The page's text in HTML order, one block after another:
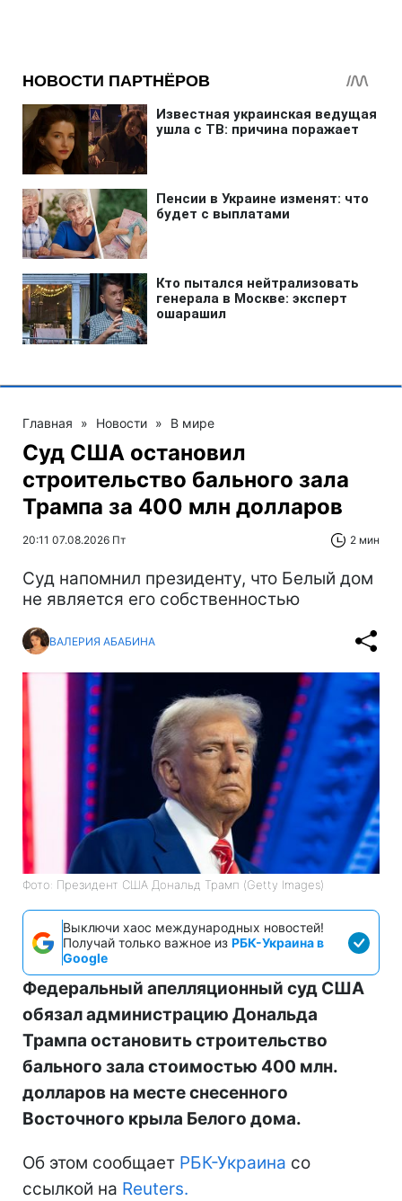
Главная » Новости » В мире
Суд США остановил
строительство бального зала
Трампа за 400 млн долларов
20:11 07.08.2026 Пт 2 мин
Суд напомнил президенту, что Белый дом
не является его собственностью
ВАЛЕРИЯ АБАБИНА
Фото: Президент США Дональд Трамп (Getty Images)
Выключи хаос международных новостей!
Получай только важное из РБК-Украина в
Google
Федеральный апелляционный суд США
обязал администрацию Дональда
Трампа остановить строительство
бального зала стоимостью 400 млн.
долларов на месте снесенного
Восточного крыла Белого дома.
Об этом сообщает РБК-Украина со
ссылкой на Reuters.